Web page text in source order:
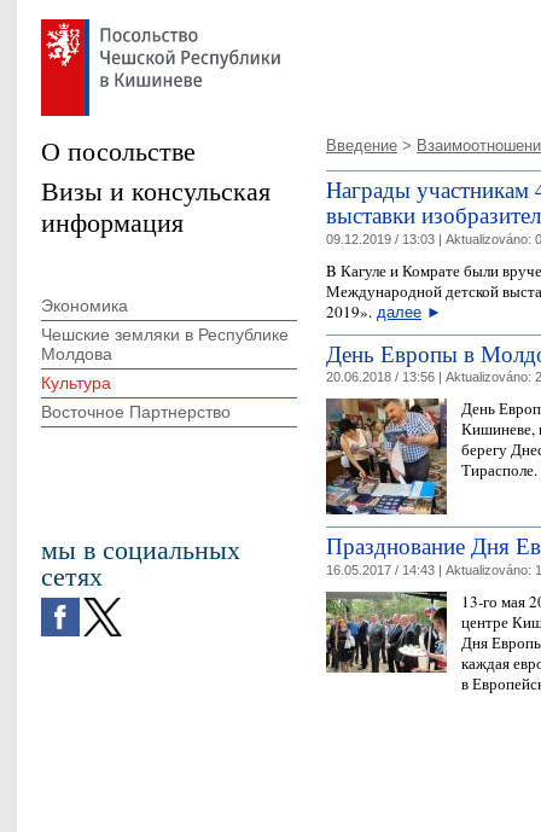
Введение >
Hаграды
выставки
09.12.2019 / 13:03 | Aktualizováno:
B Кагуле и Комрате были
Международной детской
2019». далее ►
День Европы в
20.06.2018 / 13:56 | Aktualizováno:
День
Кишиневе,
берегу
Тирасполе.
Празднование Дня
16.05.2017 / 14:43 | Aktualizováno:
13-го мая
центре
Дня
каждая
в
О посольстве
Визы и консульская
информация
Экономика
Чешские земляки в Республике
Молдова
Культура
Восточное Партнерство
мы в социальных
сетях